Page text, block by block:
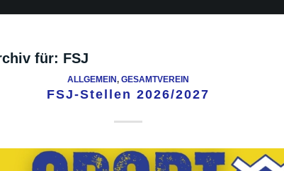
für: FSJ
ALLGEMEIN, GESAMTVEREIN
FSJ-Stellen 2026/2027